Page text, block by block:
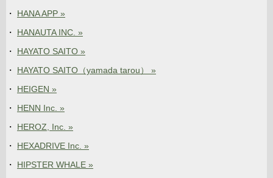
HANA APP »
HANAUTA INC. »
HAYATO SAITO »
HAYATO SAITO（yamada tarou） »
HEIGEN »
HENN Inc. »
HEROZ, Inc. »
HEXADRIVE Inc. »
HIPSTER WHALE »